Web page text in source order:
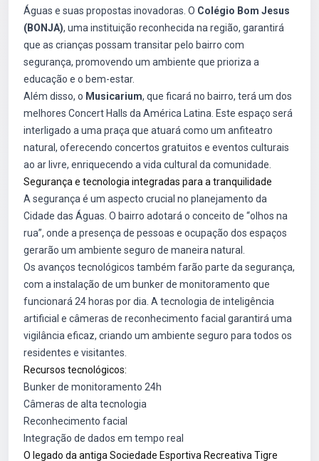
Águas e suas propostas inovadoras. O Colégio Bom Jesus
(BONJA), uma instituição reconhecida na região, garantirá
que as crianças possam transitar pelo bairro com
segurança, promovendo um ambiente que prioriza a
educação e o bem-estar.
Além disso, o Musicarium, que ficará no bairro, terá um dos
melhores Concert Halls da América Latina. Este espaço será
interligado a uma praça que atuará como um anfiteatro
natural, oferecendo concertos gratuitos e eventos culturais
ao ar livre, enriquecendo a vida cultural da comunidade.
Segurança e tecnologia integradas para a tranquilidade
A segurança é um aspecto crucial no planejamento da
Cidade das Águas. O bairro adotará o conceito de “olhos na
rua”, onde a presença de pessoas e ocupação dos espaços
gerarão um ambiente seguro de maneira natural.
Os avanços tecnológicos também farão parte da segurança,
com a instalação de um bunker de monitoramento que
funcionará 24 horas por dia. A tecnologia de inteligência
artificial e câmeras de reconhecimento facial garantirá uma
vigilância eficaz, criando um ambiente seguro para todos os
residentes e visitantes.
Recursos tecnológicos:
Bunker de monitoramento 24h
Câmeras de alta tecnologia
Reconhecimento facial
Integração de dados em tempo real
O legado da antiga Sociedade Esportiva Recreativa Tigre